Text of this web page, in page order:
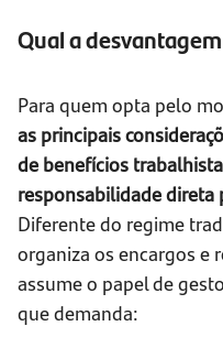
Qual a desvantagem
Para quem opta pelo
as principais
de benefícios
responsabilidade direta
Diferente do regime
organiza os encargos e
assume o papel de
que demanda: